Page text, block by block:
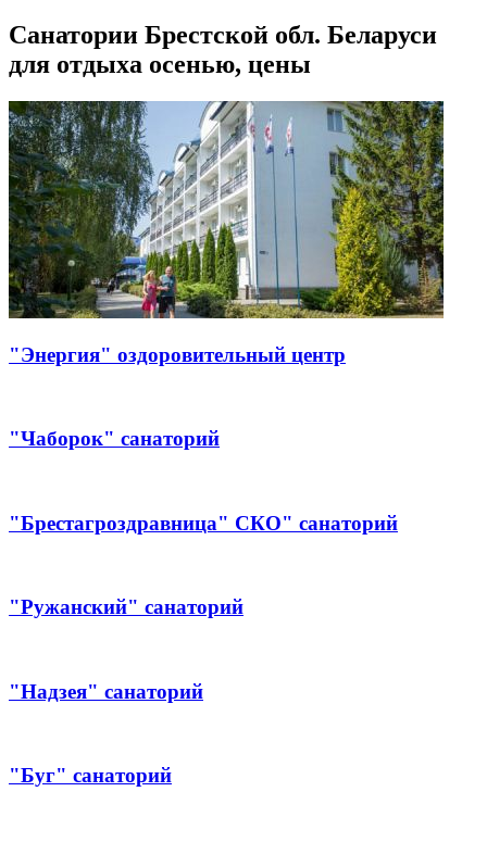
Санатории Брестской обл. Беларуси
для отдыха осенью, цены
"Энергия" оздоровительный центр
"Чаборок" санаторий
"Брестагроздравница" СКО" санаторий
"Ружанский" санаторий
"Надзея" санаторий
"Буг" санаторий